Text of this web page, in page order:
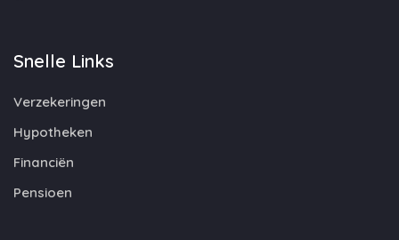
Snelle Links
Verzekeringen
Hypotheken
Financiën
Pensioen